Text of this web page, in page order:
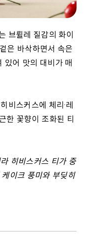
브륄레 질감의 화이
은 바삭하면서 속은
있어 맛의 대비가 매
히비스커스에 체리·레
한 꽃향이 조화된 티
히비스커스 티가 중
이크 풍미와 부딪히